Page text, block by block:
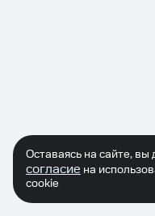
Оставаясь на сайте, вы
согласие на
cookie